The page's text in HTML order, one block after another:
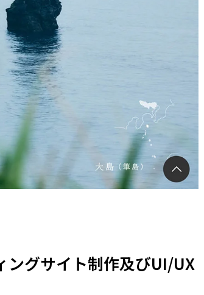
ングサイト制作及びUI/UX